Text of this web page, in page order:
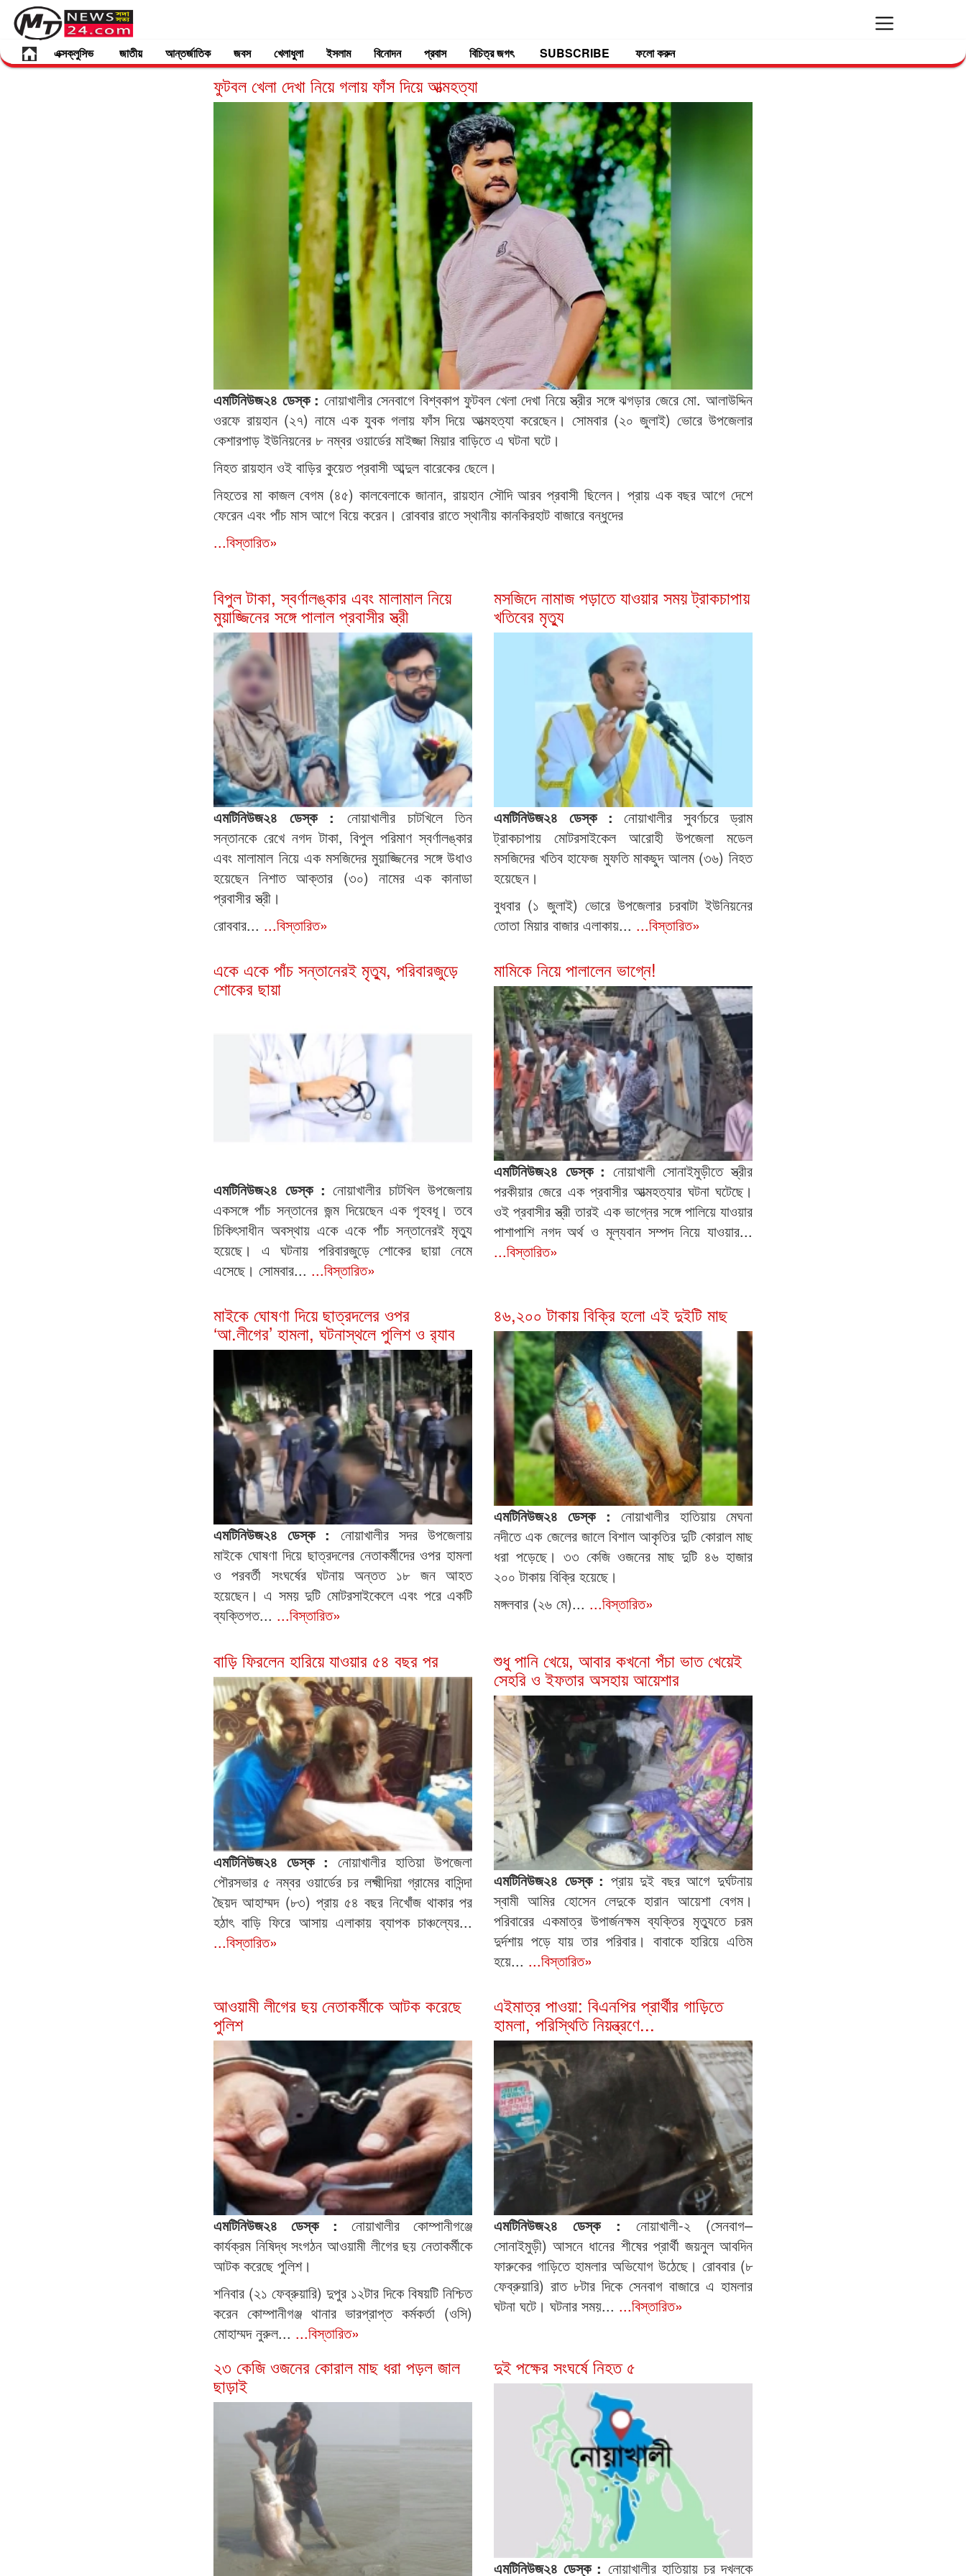
এক্সক্লুসিভ জাতীয় আন্তর্জাতিক জবস খেলাধুলা ইসলাম বিনোদন প্রবাস বিচিত্র জগৎ SUBSCRIBE ফলো করুন
ফুটবল খেলা দেখা নিয়ে গলায় ফাঁস দিয়ে আত্মহত্যা
এমটিনিউজ২৪ ডেস্ক : নোয়াখালীর সেনবাগে বিশ্বকাপ ফুটবল খেলা দেখা নিয়ে স্ত্রীর সঙ্গে ঝগড়ার জেরে মো. আলাউদ্দিন
ওরফে রায়হান (২৭) নামে এক যুবক গলায় ফাঁস দিয়ে আত্মহত্যা করেছেন। সোমবার (২০ জুলাই) ভোরে উপজেলার
কেশারপাড় ইউনিয়নের ৮ নম্বর ওয়ার্ডের মাইজ্জা মিয়ার বাড়িতে এ ঘটনা ঘটে।
নিহত রায়হান ওই বাড়ির কুয়েত প্রবাসী আব্দুল বারেকের ছেলে।
নিহতের মা কাজল বেগম (৪৫) কালবেলাকে জানান, রায়হান সৌদি আরব প্রবাসী ছিলেন। প্রায় এক বছর আগে দেশে
ফেরেন এবং পাঁচ মাস আগে বিয়ে করেন। রোববার রাতে স্থানীয় কানকিরহাট বাজারে বন্ধুদের
...বিস্তারিত»
বিপুল টাকা, স্বর্ণালঙ্কার এবং মালামাল নিয়ে
মুয়াজ্জিনের সঙ্গে পালাল প্রবাসীর স্ত্রী
এমটিনিউজ২৪ ডেস্ক : নোয়াখালীর চাটখিলে তিন
সন্তানকে রেখে নগদ টাকা, বিপুল পরিমাণ স্বর্ণালঙ্কার
এবং মালামাল নিয়ে এক মসজিদের মুয়াজ্জিনের সঙ্গে উধাও
হয়েছেন নিশাত আক্তার (৩০) নামের এক কানাডা
প্রবাসীর স্ত্রী।
রোববার... ...বিস্তারিত»
মসজিদে নামাজ পড়াতে যাওয়ার সময় ট্রাকচাপায়
খতিবের মৃত্যু
এমটিনিউজ২৪ ডেস্ক :নোয়াখালীর সুবর্ণচরে ড্রাম
ট্রাকচাপায় মোটরসাইকেল আরোহী উপজেলা মডেল
মসজিদের খতিব হাফেজ মুফতি মাকছুদ আলম (৩৬) নিহত
হয়েছেন।
বুধবার (১ জুলাই) ভোরে উপজেলার চরবাটা ইউনিয়নের
তোতা মিয়ার বাজার এলাকায়... ...বিস্তারিত»
একে একে পাঁচ সন্তানেরই মৃত্যু, পরিবারজুড়ে
শোকের ছায়া
এমটিনিউজ২৪ ডেস্ক :নোয়াখালীর চাটখিল উপজেলায়
একসঙ্গে পাঁচ সন্তানের জন্ম দিয়েছেন এক গৃহবধূ। তবে
চিকিৎসাধীন অবস্থায় একে একে পাঁচ সন্তানেরই মৃত্যু
হয়েছে। এ ঘটনায় পরিবারজুড়ে শোকের ছায়া নেমে
এসেছে। সোমবার... ...বিস্তারিত»
মামিকে নিয়ে পালালেন ভাগ্নে!
এমটিনিউজ২৪ ডেস্ক : নোয়াখালী সোনাইমুড়ীতে স্ত্রীর
পরকীয়ার জেরে এক প্রবাসীর আত্মহত্যার ঘটনা ঘটেছে।
ওই প্রবাসীর স্ত্রী তারই এক ভাগ্নের সঙ্গে পালিয়ে যাওয়ার
পাশাপাশি নগদ অর্থ ও মূল্যবান সম্পদ নিয়ে যাওয়ার...
...বিস্তারিত»
মাইকে ঘোষণা দিয়ে ছাত্রদলের ওপর
‘আ.লীগের’ হামলা, ঘটনাস্থলে পুলিশ ও র‌্যাব
এমটিনিউজ২৪ ডেস্ক : নোয়াখালীর সদর উপজেলায়
মাইকে ঘোষণা দিয়ে ছাত্রদলের নেতাকর্মীদের ওপর হামলা
ও পরবর্তী সংঘর্ষের ঘটনায় অন্তত ১৮ জন আহত
হয়েছেন। এ সময় দুটি মোটরসাইকেলে এবং পরে একটি
ব্যক্তিগত... ...বিস্তারিত»
৪৬,২০০ টাকায় বিক্রি হলো এই দুইটি মাছ
এমটিনিউজ২৪ ডেস্ক : নোয়াখালীর হাতিয়ায় মেঘনা
নদীতে এক জেলের জালে বিশাল আকৃতির দুটি কোরাল মাছ
ধরা পড়েছে। ৩৩ কেজি ওজনের মাছ দুটি ৪৬ হাজার
২০০ টাকায় বিক্রি হয়েছে।
মঙ্গলবার (২৬ মে)... ...বিস্তারিত»
বাড়ি ফিরলেন হারিয়ে যাওয়ার ৫৪ বছর পর
এমটিনিউজ২৪ ডেস্ক : নোয়াখালীর হাতিয়া উপজেলা
পৌরসভার ৫ নম্বর ওয়ার্ডের চর লক্ষ্মীদিয়া গ্রামের বাসিন্দা
ছৈয়দ আহাম্মদ (৮৩) প্রায় ৫৪ বছর নিখোঁজ থাকার পর
হঠাৎ বাড়ি ফিরে আসায় এলাকায় ব্যাপক চাঞ্চল্যের...
...বিস্তারিত»
শুধু পানি খেয়ে, আবার কখনো পঁচা ভাত খেয়েই
সেহরি ও ইফতার অসহায় আয়েশার
এমটিনিউজ২৪ ডেস্ক : প্রায় দুই বছর আগে দুর্ঘটনায়
স্বামী আমির হোসেন লেদুকে হারান আয়েশা বেগম।
পরিবারের একমাত্র উপার্জনক্ষম ব্যক্তির মৃত্যুতে চরম
দুর্দশায় পড়ে যায় তার পরিবার। বাবাকে হারিয়ে এতিম
হয়ে... ...বিস্তারিত»
আওয়ামী লীগের ছয় নেতাকর্মীকে আটক করেছে
পুলিশ
এমটিনিউজ২৪ ডেস্ক : নোয়াখালীর কোম্পানীগঞ্জে
কার্যক্রম নিষিদ্ধ সংগঠন আওয়ামী লীগের ছয় নেতাকর্মীকে
আটক করেছে পুলিশ।
শনিবার (২১ ফেব্রুয়ারি) দুপুর ১২টার দিকে বিষয়টি নিশ্চিত
করেন কোম্পানীগঞ্জ থানার ভারপ্রাপ্ত কর্মকর্তা (ওসি)
মোহাম্মদ নুরুল... ...বিস্তারিত»
এইমাত্র পাওয়া: বিএনপির প্রার্থীর গাড়িতে
হামলা, পরিস্থিতি নিয়ন্ত্রণে...
এমটিনিউজ২৪ ডেস্ক : নোয়াখালী-২ (সেনবাগ–
সোনাইমুড়ী) আসনে ধানের শীষের প্রার্থী জয়নুল আবদিন
ফারুকের গাড়িতে হামলার অভিযোগ উঠেছে। রোববার (৮
ফেব্রুয়ারি) রাত ৮টার দিকে সেনবাগ বাজারে এ হামলার
ঘটনা ঘটে। ঘটনার সময়... ...বিস্তারিত»
২৩ কেজি ওজনের কোরাল মাছ ধরা পড়ল জাল
ছাড়াই
দুই পক্ষের সংঘর্ষে নিহত ৫
এমটিনিউজ২৪ ডেস্ক : নোয়াখালীর হাতিয়ায় চর দখলকে